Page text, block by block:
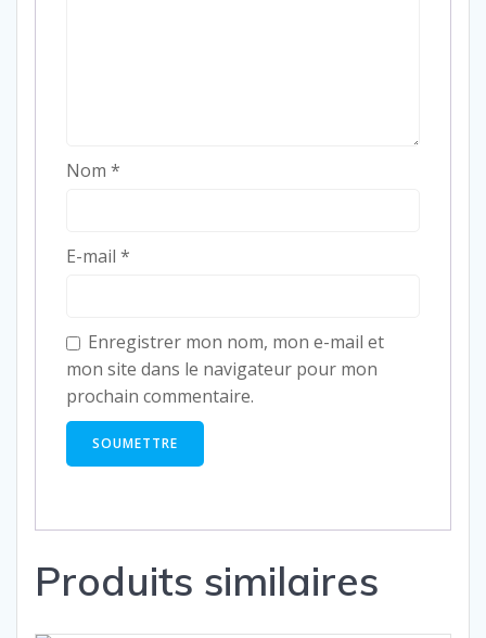
Nom *
E-mail *
Enregistrer mon nom, mon e-mail et
mon site dans le navigateur pour mon
prochain commentaire.
Produits similaires